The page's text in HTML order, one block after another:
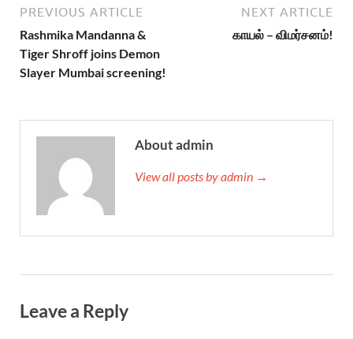
PREVIOUS ARTICLE
Rashmika Mandanna &
Tiger Shroff joins Demon
Slayer Mumbai screening!
NEXT ARTICLE
காயல் – விமர்சனம்!
About admin
View all posts by admin →
Leave a Reply